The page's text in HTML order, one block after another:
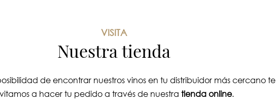
VISITA
Nuestra tienda
de encontrar nuestros vinos en tu distribuidor más cercano te
a hacer tu pedido a través de nuestratienda online.